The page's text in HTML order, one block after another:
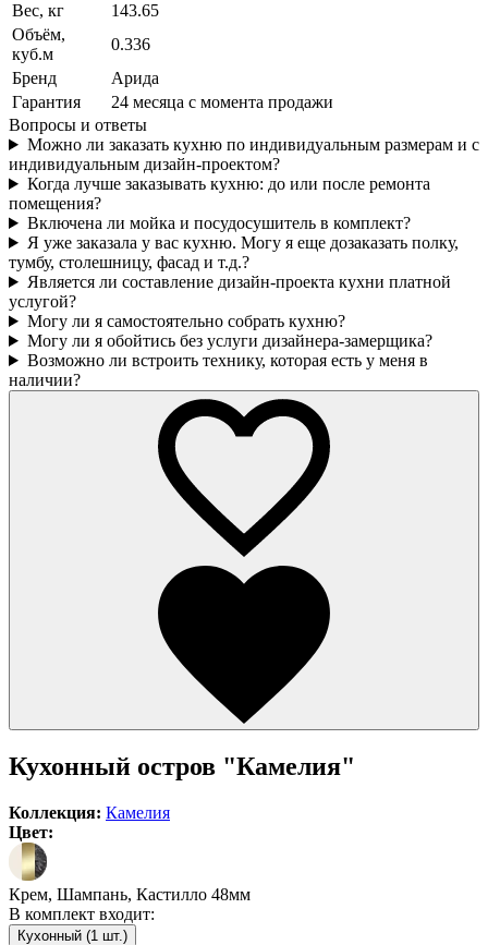
Вес, кг
143.65
Объём,
куб.м
0.336
Бренд
Арида
Гарантия
24 месяца с момента продажи
Вопросы и ответы
Можно ли заказать кухню по индивидуальным размерам и с
индивидуальным дизайн-проектом?
Когда лучше заказывать кухню: до или после ремонта
помещения?
Включена ли мойка и посудосушитель в комплект?
Я уже заказала у вас кухню. Могу я еще дозаказать полку,
тумбу, столешницу, фасад и т.д.?
Является ли составление дизайн-проекта кухни платной
услугой?
Могу ли я самостоятельно собрать кухню?
Могу ли я обойтись без услуги дизайнера-замерщика?
Возможно ли встроить технику, которая есть у меня в
наличии?
Кухонный остров "Камелия"
Коллекция: Камелия
Цвет:
Крем, Шампань, Кастилло 48мм
В комплект входит:
Кухонный (1 шт.)